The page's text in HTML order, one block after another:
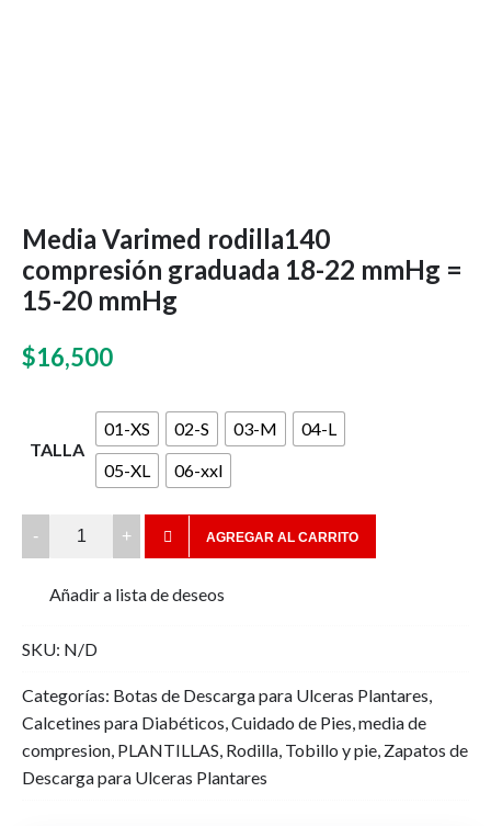
Media Varimed rodilla140
compresión graduada 18-22 mmHg =
15-20 mmHg
$16,500
TALLA
01-XS 02-S 03-M
04-L
05-XL
06-xxl
Varimed
22
mmHg
=
15-
AGREGAR AL CARRITO
Añadir a lista de deseos
SKU: N/D
Categorías: Botas de Descarga para Ulceras Plantares,
Calcetines para Diabéticos,Cuidado de Pies,media de
compresion, PLANTILLAS, Rodilla, Tobillo y pie, Zapatos de
Descarga para Ulceras Plantares